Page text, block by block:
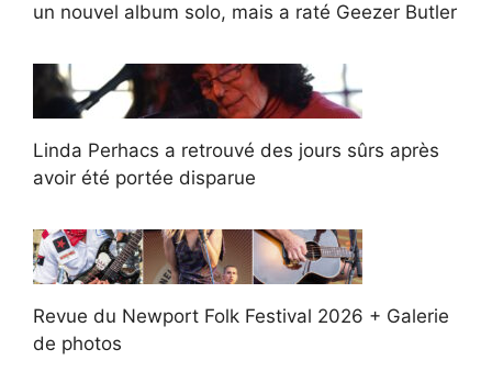
un nouvel album solo, mais a raté Geezer Butler
Linda Perhacs a retrouvé des jours sûrs après
avoir été portée disparue
Revue du Newport Folk Festival 2026 + Galerie
de photos